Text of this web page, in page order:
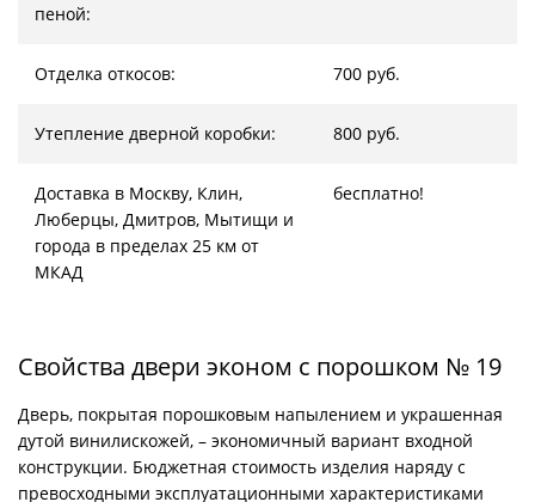
пеной:
Отделка откосов: 700 руб.
Утепление дверной коробки: 800 руб.
Доставка в Москву, Клин,
Люберцы, Дмитров, Мытищи и
города в пределах 25 км от
МКАД
бесплатно!
Свойства двери эконом с порошком № 19
Дверь, покрытая порошковым напылением и украшенная
дутой винилискожей, – экономичный вариант входной
конструкции. Бюджетная стоимость изделия наряду с
превосходными эксплуатационными характеристиками